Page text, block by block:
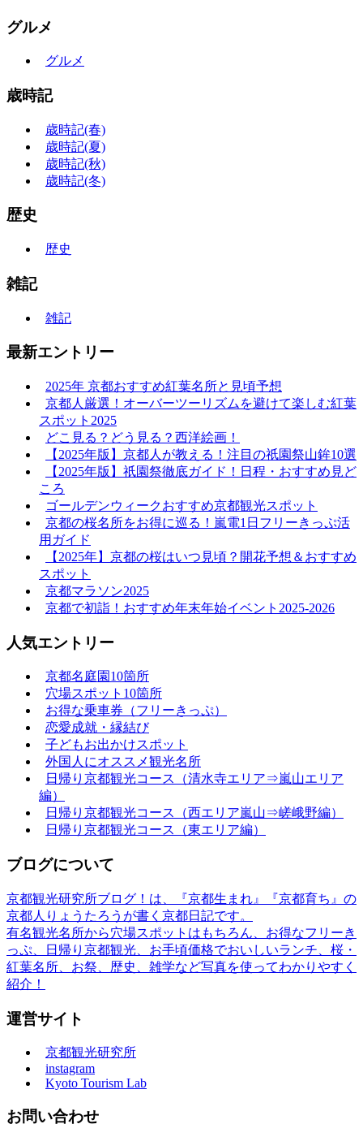
グルメ
グルメ
歳時記
歳時記(春)
歳時記(夏)
歳時記(秋)
歳時記(冬)
歴史
歴史
雑記
雑記
最新エントリー
2025年 京都おすすめ紅葉名所と見頃予想
京都人厳選！オーバーツーリズムを避けて楽しむ紅葉
スポット2025
どこ見る？どう見る？西洋絵画！
【2025年版】京都人が教える！注目の祇園祭山鉾10選
【2025年版】祇園祭徹底ガイド！日程・おすすめ見ど
ころ
ゴールデンウィークおすすめ京都観光スポット
京都の桜名所をお得に巡る！嵐電1日フリーきっぷ活
用ガイド
【2025年】京都の桜はいつ見頃？開花予想＆おすすめ
スポット
京都マラソン2025
京都で初詣！おすすめ年末年始イベント2025-2026
人気エントリー
京都名庭園10箇所
穴場スポット10箇所
お得な乗車券（フリーきっぷ）
恋愛成就・縁結び
子どもお出かけスポット
外国人にオススメ観光名所
日帰り京都観光コース（清水寺エリア⇒嵐山エリア
編）
日帰り京都観光コース（西エリア嵐山⇒嵯峨野編）
日帰り京都観光コース（東エリア編）
ブログについて
京都観光研究所ブログ！は、『京都生まれ』『京都育ち』の
京都人りょうたろうが書く京都日記です。
有名観光名所から穴場スポットはもちろん、お得なフリーき
っぷ、日帰り京都観光、お手頃価格でおいしいランチ、桜・
紅葉名所、お祭、歴史、雑学など写真を使ってわかりやすく
紹介！
運営サイト
京都観光研究所
instagram
Kyoto Tourism Lab
お問い合わせ